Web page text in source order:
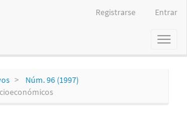
Registrarse Entrar
Toggle
Núm. 96 (1997)